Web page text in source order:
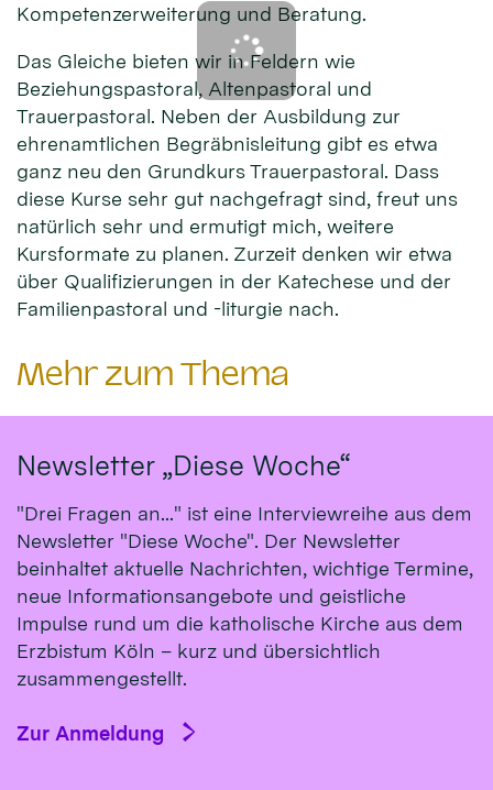
Kompetenzerweiterung und Beratung.
Das Gleiche bieten wir in Feldern wie
Beziehungspastoral, Altenpastoral und
Trauerpastoral. Neben der Ausbildung zur
ehrenamtlichen Begräbnisleitung gibt es etwa
ganz neu den Grundkurs Trauerpastoral. Dass
diese Kurse sehr gut nachgefragt sind, freut uns
natürlich sehr und ermutigt mich, weitere
Kursformate zu planen. Zurzeit denken wir etwa
über Qualifizierungen in der Katechese und der
Familienpastoral und -liturgie nach.
Mehr zum Thema
Newsletter „Diese Woche“
"Drei Fragen an..." ist eine Interviewreihe aus dem
Newsletter "Diese Woche". Der Newsletter
beinhaltet aktuelle Nachrichten, wichtige Termine,
neue Informationsangebote und geistliche
Impulse rund um die katholische Kirche aus dem
Erzbistum Köln – kurz und übersichtlich
zusammengestellt.
Zur Anmeldung